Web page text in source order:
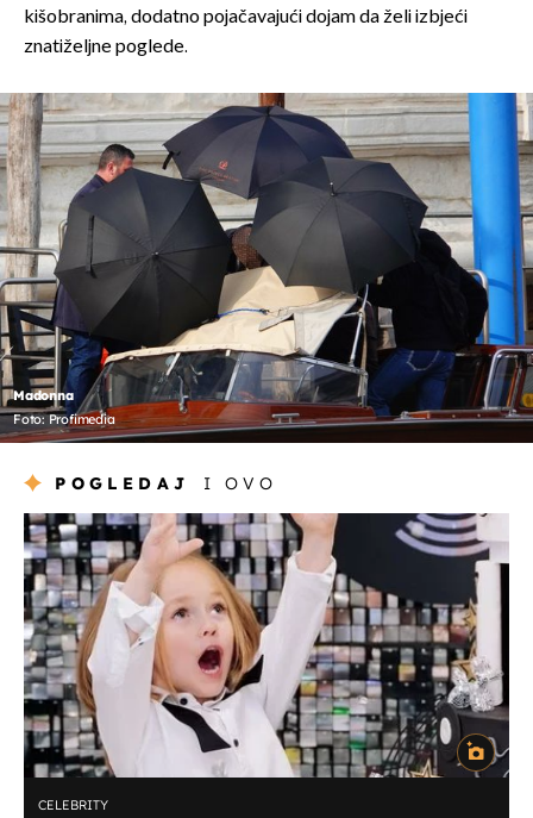
kišobranima, dodatno pojačavajući dojam da želi izbjeći
znatiželjne poglede.
Madonna
Foto: Profimedia
POGLEDAJ I OVO
CELEBRITY